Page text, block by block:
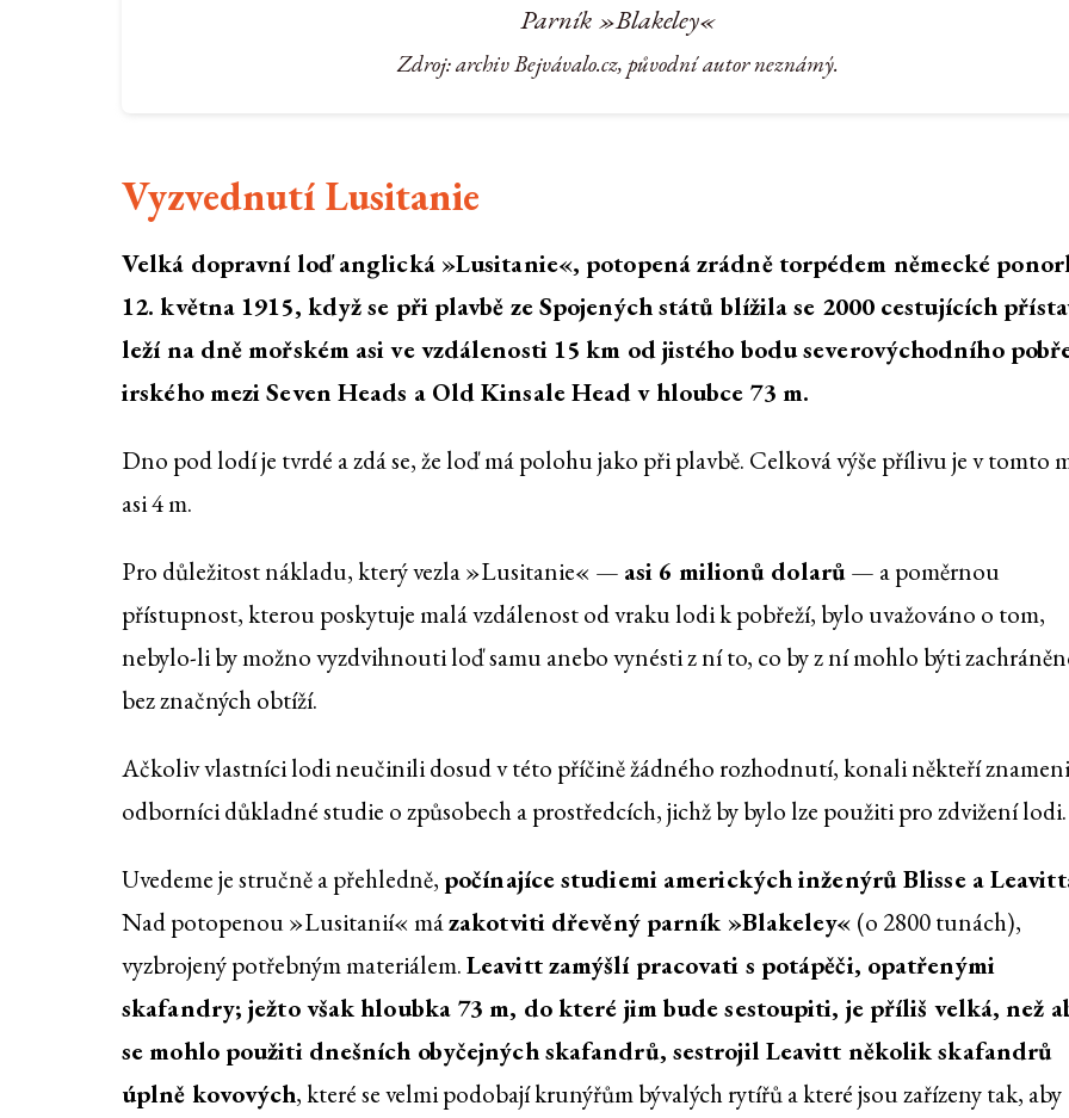
Parník »Blakeley«
Zdroj: archiv Bejvávalo.cz, původní autor neznámý.
Vyzvednutí Lusitanie
Velká dopravní loď anglická »Lusitanie«, potopená zrádně torpédem německé
12. května 1915, když se při plavbě ze Spojených států blížila se 2000 cestujících
leží na dně mořském asi ve vzdálenosti 15 km od jistého bodu severovýchodního
irského mezi Seven Heads a Old Kinsale Head v hloubce 73 m.
Dno pod lodí je tvrdé a zdá se, že loď má polohu jako při plavbě. Celková výše přílivu je v tomto
asi 4 m.
Pro důležitost nákladu, který vezla »Lusitanie« — asi 6 milionů dolarů— a poměrnou
přístupnost, kterou poskytuje malá vzdálenost od vraku lodi k pobřeží, bylo uvažováno o tom,
nebylo-li by možno vyzdvihnouti loď samu anebo vynésti z ní to, co by z ní mohlo býti
bez značných obtíží.
Ačkoliv vlastníci lodi neučinili dosud v této příčině žádného rozhodnutí, konali někteří
odborníci důkladné studie o způsobech a prostředcích, jichž by bylo lze použiti pro zdvižení lodi.
Uvedeme je stručně a přehledně, počínajíce studiemi amerických inženýrů Blisse a
Nad potopenou »Lusitanií« mázakotviti dřevěný parník »Blakeley« (o 2800 tunách),
vyzbrojený potřebným materiálem.Leavitt zamýšlí pracovati s potápěči, opatřenými
skafandry; ježto však hloubka 73 m, do které jim bude sestoupiti, je příliš velká, než
se mohlo použiti dnešních obyčejných skafandrů, sestrojil Leavitt několik skafandrů
úplně kovových, které se velmi podobají krunýřům bývalých rytířů a které jsou zařízeny tak, aby